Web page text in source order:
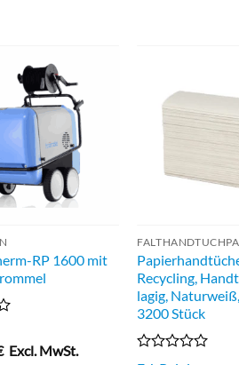
RP 1600 mit
Excl. MwSt.
Recycling,
lagig,
3200 Stück
Bewertet